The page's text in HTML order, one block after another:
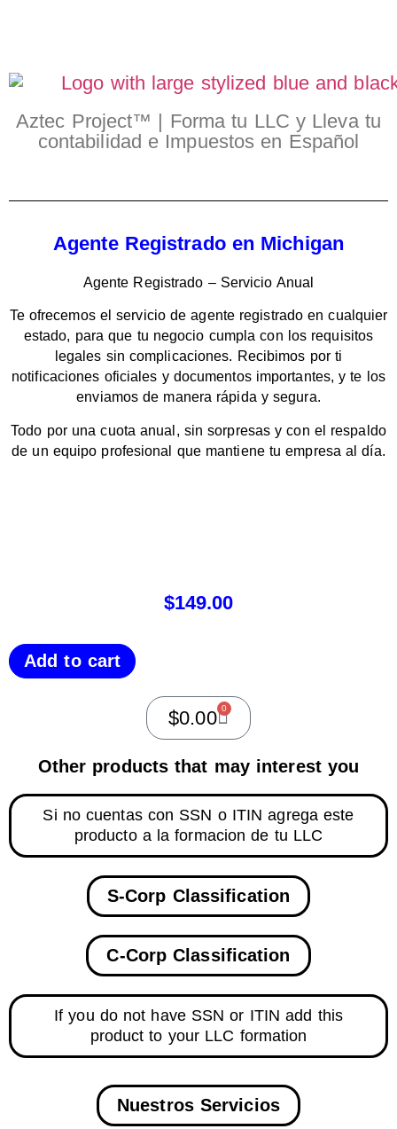
Aztec Project™ | Forma tu LLC y Lleva tu
contabilidad e Impuestos en Español
Agente Registrado en Michigan
Agente Registrado – Servicio Anual
Te ofrecemos el servicio de agente registrado en cualquier
estado, para que tu negocio cumpla con los requisitos
legales sin complicaciones. Recibimos por ti
notificaciones oficiales y documentos importantes, y te los
enviamos de manera rápida y segura.
Todo por una cuota anual, sin sorpresas y con el respaldo
de un equipo profesional que mantiene tu empresa al día.
$149.00
Add to cart
$0.00 0
Other products that may interest you
Si no cuentas con SSN o ITIN agrega este
producto a la formacion de tu LLC
S-Corp Classification
C-Corp Classification
If you do not have SSN or ITIN add this
product to your LLC formation
Nuestros Servicios